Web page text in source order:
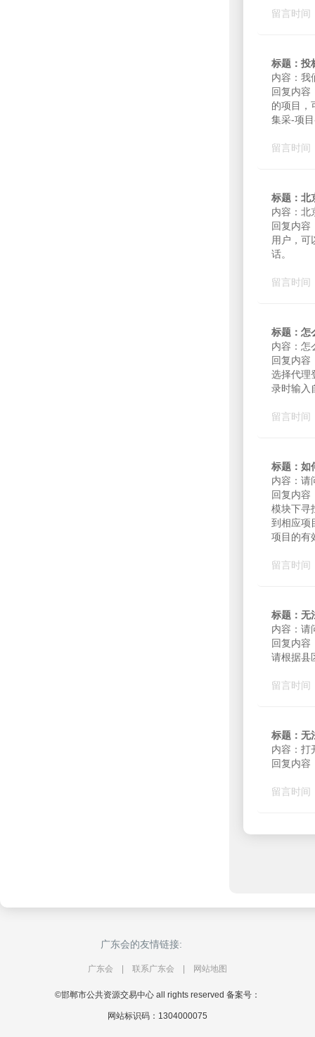
留言时间
标题：投
内容：我
回复内容
的项目，
集采-项
留言时间
标题：北
内容：北
回复内容
用户，可
话。
留言时间
标题：怎
内容：怎
回复内容
选择代理
录时输入
留言时间
标题：如
内容：请
回复内容
模块下寻
到相应项
项目的有
留言时间
标题：无
内容：请
回复内容
请根据县
留言时间
标题：无
内容：打
回复内容
留言时间
广东会的友情链接:
广东会 联系广东会 网站地图
©邯郸市公共资源交易中心 all rights reserved 备案号：
网站标识码：1304000075